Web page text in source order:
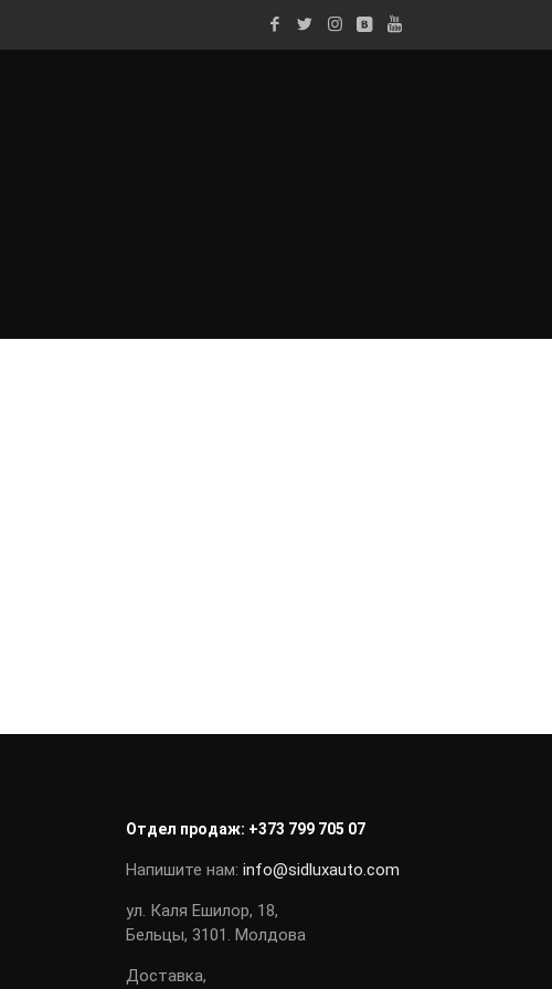
Отдел продаж: +373 799 705 07
Напишите нам:info@sidluxauto.com
ул. Каля Ешилор, 18,
Бельцы, 3101. Молдова
Доставка,